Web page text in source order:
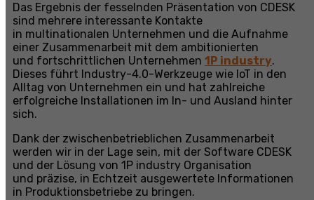
Das Ergebnis der fesselnden Präsentation von CDESK
sind mehrere interessante Kontakte
in multinationalen Unternehmen und die Aufnahme
einer Zusammenarbeit mit dem ambitionierten
und fortschrittlichen Unternehmen 1P industry.
Dieses führt Industry-4.0-Werkzeuge wie IoT in den
Alltag von Unternehmen ein und hat zahlreiche
erfolgreiche Installationen im In- und Ausland hinter
sich.
Dank der zwischenbetrieblichen Zusammenarbeit
werden wir in der Lage sein, mit der Software CDESK
und der Lösung von 1P industry Organisation
und präzise, in Echtzeit ausgewertete Informationen
in Produktionsbetriebe zu bringen.